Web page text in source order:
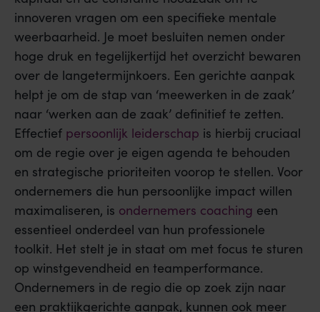
innoveren vragen om een specifieke mentale
weerbaarheid. Je moet besluiten nemen onder
hoge druk en tegelijkertijd het overzicht bewaren
over de langetermijnkoers. Een gerichte aanpak
helpt je om de stap van ‘meewerken in de zaak’
naar ‘werken aan de zaak’ definitief te zetten.
Effectief persoonlijk leiderschap is hierbij cruciaal
om de regie over je eigen agenda te behouden
en strategische prioriteiten voorop te stellen. Voor
ondernemers die hun persoonlijke impact willen
maximaliseren, is ondernemers coaching een
essentieel onderdeel van hun professionele
toolkit. Het stelt je in staat om met focus te sturen
op winstgevendheid en teamperformance.
Ondernemers in de regio die op zoek zijn naar
een praktijkgerichte aanpak, kunnen ook meer